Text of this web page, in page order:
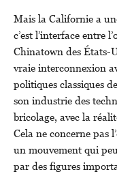
Mais la Californie a
c’est l’interface entre
Chinatown des États-
vraie interconnexion
politiques classiques
son industrie des
bricolage, avec la
Cela ne concerne pas
un mouvement qui
par des figures